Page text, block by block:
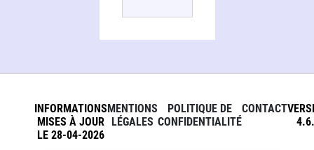
INFORMATIONS
MISES À JOUR
LE 28-04-2026
MENTIONS
LÉGALES
POLITIQUE DE
CONFIDENTIALITÉ
CONTACT